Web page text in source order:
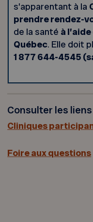
s’apparentant à la
prendre rendez-
de la santé à
Québec. Elle doit
1 877 644-4545
Consulter les
Cliniques
Foire aux questions